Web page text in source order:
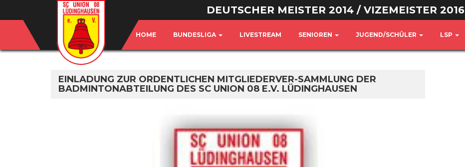
DEUTSCHER MEISTER 2014 / VIZEMEISTER 2016
HOME BUNDESLIGA LIVESTREAM SENIOREN JUGEND/SCHÜLER LSP
EINLADUNG ZUR ORDENTLICHEN MITGLIEDERVER-SAMMLUNG DER
BADMINTONABTEILUNG DES SC UNION 08 E.V. LÜDINGHAUSEN